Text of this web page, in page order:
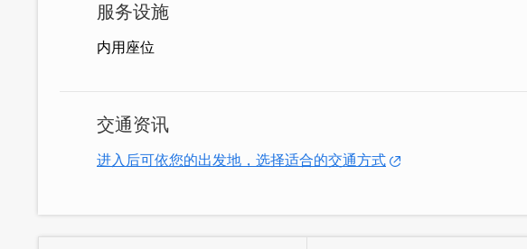
喜爱吃井饭的你，推荐来碗份量十足的「炙烧肉饭」，香烤
上肉片一口吃下的满足，保证会爱上这感觉。
服务设施
内用座位
交通资讯
进入后可依您的出发地，选择适合的交通方式